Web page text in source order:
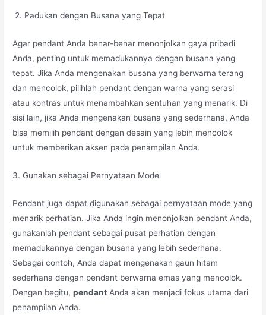
2. Padukan dengan Busana yang Tepat
Agar pendant Anda benar-benar menonjolkan gaya pribadi
Anda, penting untuk memadukannya dengan busana yang
tepat. Jika Anda mengenakan busana yang berwarna terang
dan mencolok, pilihlah pendant dengan warna yang serasi
atau kontras untuk menambahkan sentuhan yang menarik. Di
sisi lain, jika Anda mengenakan busana yang sederhana, Anda
bisa memilih pendant dengan desain yang lebih mencolok
untuk memberikan aksen pada penampilan Anda.
3. Gunakan sebagai Pernyataan Mode
Pendant juga dapat digunakan sebagai pernyataan mode yang
menarik perhatian. Jika Anda ingin menonjolkan pendant Anda,
gunakanlah pendant sebagai pusat perhatian dengan
memadukannya dengan busana yang lebih sederhana.
Sebagai contoh, Anda dapat mengenakan gaun hitam
sederhana dengan pendant berwarna emas yang mencolok.
Dengan begitu,pendant Anda akan menjadi fokus utama dari
penampilan Anda.